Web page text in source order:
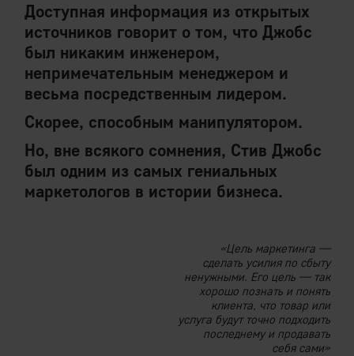
Доступная информация из открытых
источников говорит о том, что Джобс
был никаким инженером,
непримечательным менеджером и
весьма посредственным лидером.
Скорее, способным манипулятором.
Но, вне всякого сомнения, Стив Джобс
был одним из самых гениальных
маркетологов в истории бизнеса.
«Цель маркетинга —
сделать усилия по сбыту
ненужными. Его цель — так
хорошо познать и понять
клиента, что товар или
услуга будут точно подходить
последнему и продавать
себя сами»